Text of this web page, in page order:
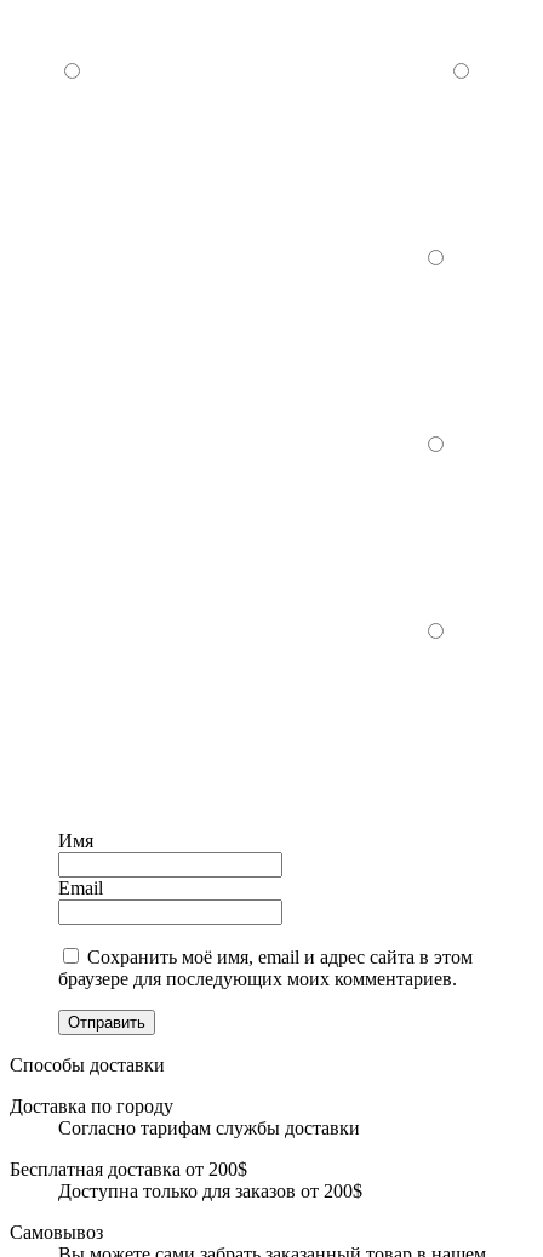
Имя
Email
Сохранить моё имя, email и адрес сайта в этом
браузере для последующих моих комментариев.
Отправить
Способы доставки
Доставка по городу
Согласно тарифам службы доставки
Бесплатная доставка от 200$
Доступна только для заказов от 200$
Самовывоз